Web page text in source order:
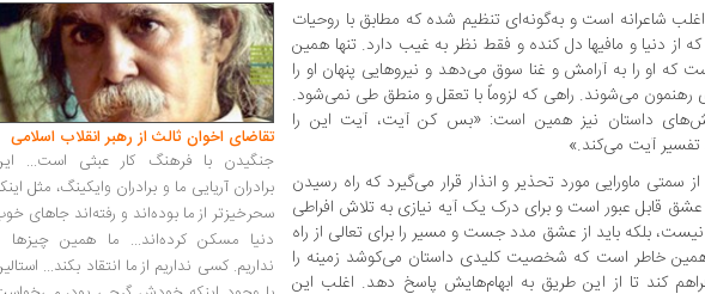
شاعرانه است و به‌گونه‌ای تنظیم شده که مطابق با روحیات
از دنیا و مافیها دل کنده و فقط نظر به غیب دارد. تنها همین
است که او را به آرامش و غنا سوق می‌دهد و نیروهایی پنهان او را
رهنمون می‌شوند. راهی که لزوماً با تعقل و منطق طی نمی‌شود.
داستان نیز همین است: «بس کن آیت، آیت این را
آیت می‌کند.»
سمتی ماورایی مورد تحذیر و انذار قرار می‌گیرد که راه رسیدن
قابل عبور است و برای درک یک آیه نیازی به تلاش افراطی
بلکه باید از عشق مدد جست و مسیر را برای تعالی از راه
خاطر است که شخصیت کلیدی داستان می‌کوشد زمینه را
کند تا از این طریق به ابهام‌هایش پاسخ دهد. اغلب این
تقاضای اخوان ثالث از رهبر انقلاب اسلامی
جنگیدن با فرهنگ کار عبثی است...
برادران آریایی ما و برادران وایکینگ، مثل
سحرخیزتر از ما بوده‌اند و رفته‌اند جاهای
دنیا مسکن کرده‌اند... ما همین چیزها
نداریم. کسی نداریم از ما انتقاد بکند...